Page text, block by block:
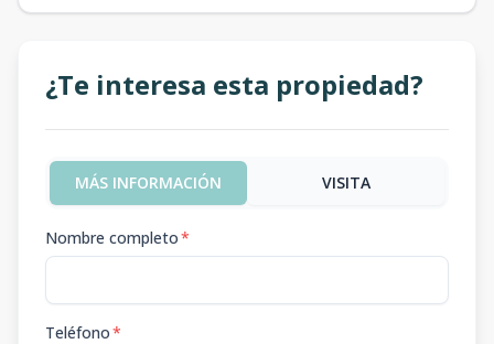
¿Te interesa esta propiedad?
MÁS INFORMACIÓN VISITA
Nombre completo*
Teléfono*